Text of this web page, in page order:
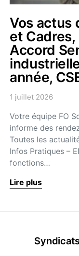
Vos actus
et Cadres,
Accord
année,
1 juillet 2026
Votre équipe FO
informe des
Toutes les
Infos Pratiques –
fonctions…
Lire plus